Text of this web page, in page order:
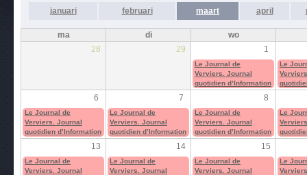
januari februari maart april
ma di
wo
28
29 1
Le Journal de
Verviers. Journal
quotidien d’Information
Le
6 7 8
Le Journal de
Verviers. Journal
quotidien d’Information
Le Journal de
Verviers. Journal
quotidien d’Information
Le Journal de
Verviers. Journal
quotidien d’Information
Le
13 14 15
Le Journal de
Verviers. Journal
Le Journal de
Verviers. Journal
Le Journal de
Verviers. Journal
Le